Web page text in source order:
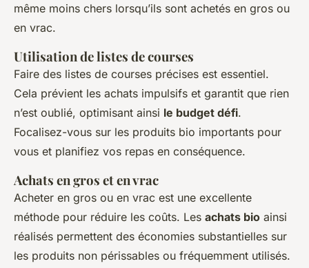
même moins chers lorsqu’ils sont achetés en gros ou
en vrac.
Utilisation de listes de courses
Faire des listes de courses précises est essentiel.
Cela prévient les achats impulsifs et garantit que rien
n’est oublié, optimisant ainsi le budget défi.
Focalisez-vous sur les produits bio importants pour
vous et planifiez vos repas en conséquence.
Achats en gros et en vrac
Acheter en gros ou en vrac est une excellente
méthode pour réduire les coûts. Les achats bio ainsi
réalisés permettent des économies substantielles sur
les produits non périssables ou fréquemment utilisés.